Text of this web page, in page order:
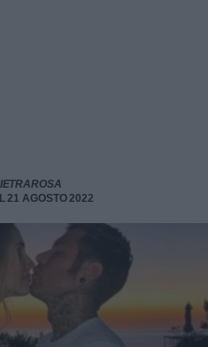
21 AGOSTO 2022